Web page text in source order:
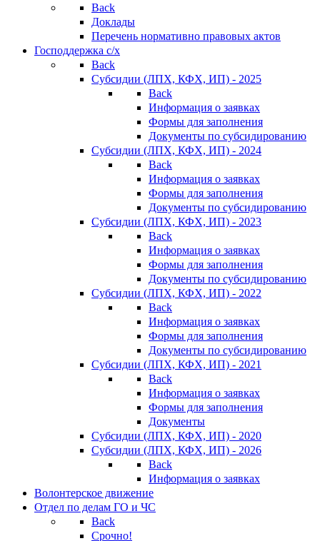
Back
Доклады
Перечень нормативно правовых актов
Господдержка с/х
Back
Субсидии (ЛПХ, КФХ, ИП) - 2025
Back
Информация о заявках
Формы для заполнения
Документы по субсидированию
Субсидии (ЛПХ, КФХ, ИП) - 2024
Back
Информация о заявках
Формы для заполнения
Документы по субсидированию
Субсидии (ЛПХ, КФХ, ИП) - 2023
Back
Информация о заявках
Формы для заполнения
Документы по субсидированию
Субсидии (ЛПХ, КФХ, ИП) - 2022
Back
Информация о заявках
Формы для заполнения
Документы по субсидированию
Субсидии (ЛПХ, КФХ, ИП) - 2021
Back
Информация о заявках
Формы для заполнения
Документы
Субсидии (ЛПХ, КФХ, ИП) - 2020
Субсидии (ЛПХ, КФХ, ИП) - 2026
Back
Информация о заявках
Волонтерское движение
Отдел по делам ГО и ЧС
Back
Срочно!